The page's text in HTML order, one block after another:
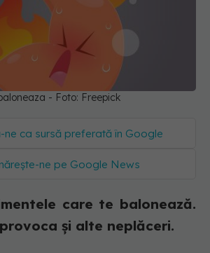
- Foto: Freepick
ne ca sursă preferată în Google
ne pe Google News
care te balonează.
și alte neplăceri.